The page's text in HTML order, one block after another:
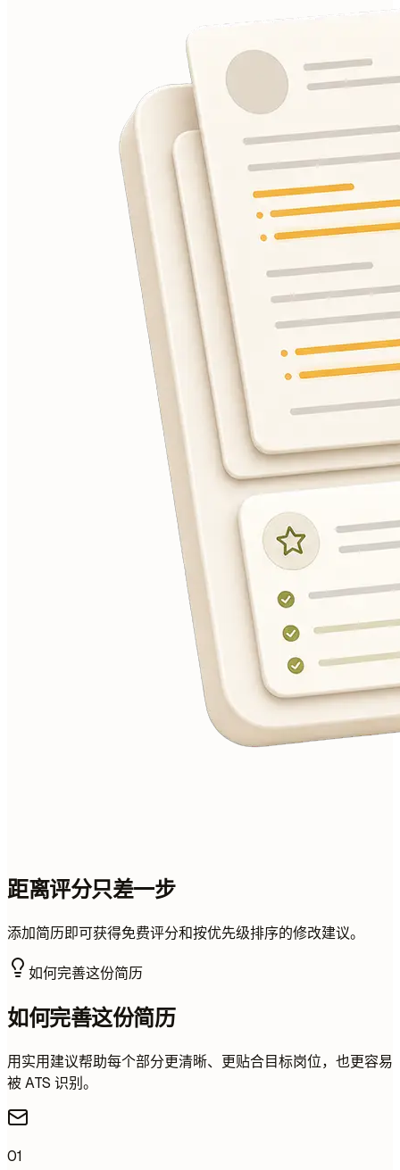
距离评分只差一步
添加简历即可获得免费评分和按优先级排序的修改建议。
如何完善这份简历
如何完善这份简历
用实用建议帮助每个部分更清晰、更贴合目标岗位，也更容易
被 ATS 识别。
01